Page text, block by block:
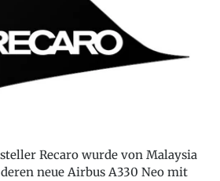
Recaro wurde von Malaysia
neue Airbus A330 Neo mit